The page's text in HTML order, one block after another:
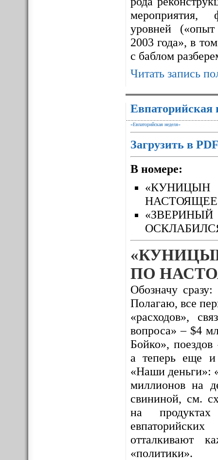
мероприятия,
уровней
2003 года», в
с баблом
Читать запись
Евпаторийская
«Евпаторийская неделя»
Загрузить в
В номере:
«КУНИЦЫН
ПО
Обозначу
Полагаю, все
«расходов»,
вопроса» – $4
Бойко»,
а теперь еще и
«Наши деньги»:
миллионов на
свининой, см.
на продуктах
отталкивают
«политики».